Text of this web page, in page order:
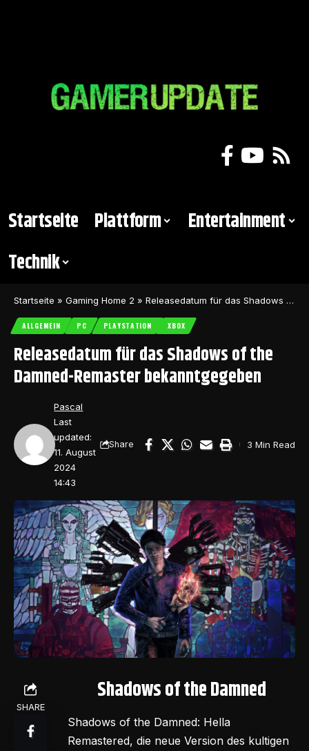
Startseite Plattform
Entertainment
Technik
Startseite » Gaming Home 2 » Releasedatum für das Shadows of the Damned-Remaster bekanntgegeben
ALLGEMEIN PC PLAYSTATION XBOX
Releasedatum für das Shadows of the
Damned-Remaster bekanntgegeben
Last
updated:
11. August
2024
14:43
Pascal
Share 3 Min Read
SHARE
Shadows of the Damned
Shadows of the Damned: Hella
Remastered, die neue Version des kultigen